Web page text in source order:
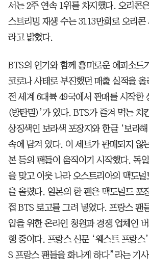
서는 2주 연속 1위를 차지했다. 오리콘
스트리밍 재생 수는 3113만회로 오리콘
라고 밝혔다.
BTS의 인기와 함께 흥미로운 에피소드
코로나 사태로 부진했던 매출 실적을 올
전 세계 6대륙 49국에서 판매를 시작한
(방탄밀)’가 있다. BTS가 즐겨 먹는 치
상징색인 보라색 포장지와 한글 ‘보라
속에 담겨 있다. 이 세트가 판매되지 않
본 등의 팬들이 움직이기 시작했다. 독
을 맞고 이웃 나라 오스트리아의 맥도
을 올렸다. 일본의 한 팬은 맥도널드 포
접 BTS 로고를 그려 넣었다. 프랑스 팬
입을 위한 온라인 청원과 경쟁 업체인
행 중이다. 프랑스 신문 ‘웨스트 프랑스
S 프랑스 팬들을 화나게 하다”라는 기